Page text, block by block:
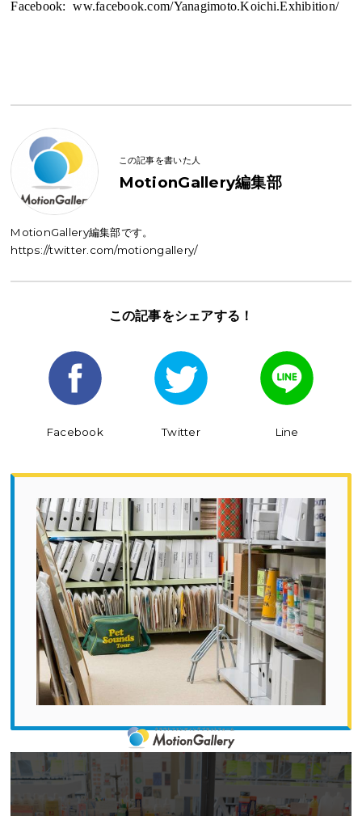
Facebook:ww.facebook.com/Yanagimoto.Koichi.Exhibition/
この記事を書いた人
MotionGallery編集部
MotionGallery編集部です。
https://twitter.com/motiongallery/
この記事をシェアする！
Facebook Twitter Line
柳本浩市氏を追悼する展覧会「柳本浩市展」“アーキヴィスト ー 柳本
さん が残してくれたもの”の開催にあたりご支援ください。
柳本浩市展 “アーキヴィスト ー 柳本さんが残